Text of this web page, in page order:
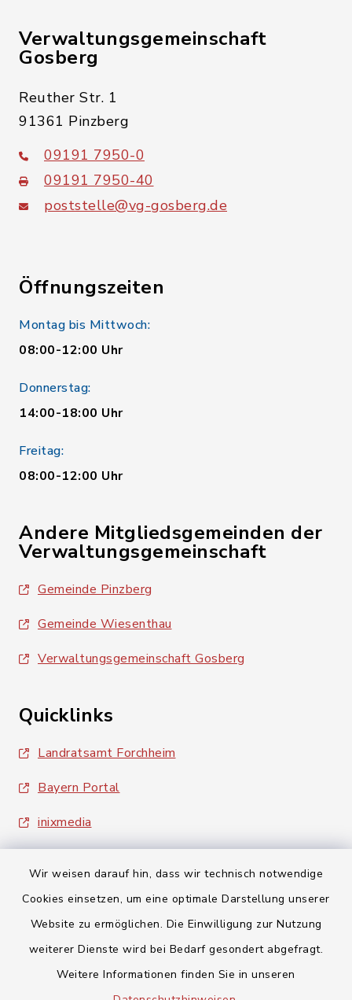
Wir weisen darauf hin, dass wir technisch notwendige
Cookies einsetzen, um eine optimale Darstellung unserer
Website zu ermöglichen. Die Einwilligung zur Nutzung
weiterer Dienste wird bei Bedarf gesondert abgefragt.
Weitere Informationen finden Sie in unseren
Verwaltungsgemeinschaft
Gosberg
Reuther Str. 1
91361 Pinzberg
09191 7950-0
09191 7950-40
poststelle@vg-gosberg.de
Öffnungszeiten
Montag bis Mittwoch:
08:00-12:00 Uhr
Donnerstag:
14:00-18:00 Uhr
Freitag:
08:00-12:00 Uhr
Andere Mitgliedsgemeinden der
Verwaltungsgemeinschaft
Gemeinde Pinzberg
Gemeinde Wiesenthau
Verwaltungsgemeinschaft Gosberg
Quicklinks
Landratsamt Forchheim
Bayern Portal
inixmedia
Barrierefreiheit